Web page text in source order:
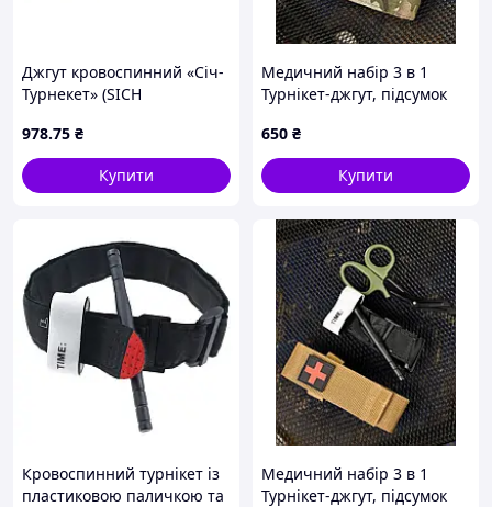
Джгут кровоспинний «Січ-
Турнекет» (SICH
978.75 ₴
Купити
Медичний набір 3 в 1
Турнікет-джгут, підсумок
медичні ножиці EMT
мультикам ВТ5407
650 ₴
Купити
Кровоспинний турнікет із
пластиковою паличкою та
Медичний набір 3 в 1
Турнікет-джгут, підсумок